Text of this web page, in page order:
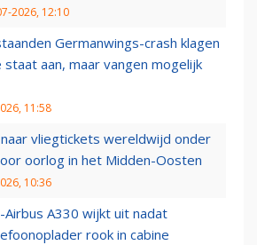
2026, 12:10
Germanwings-crash klagen
staat aan, maar vangen mogelijk
11:58
vliegtickets wereldwijd onder
oorlog in het Midden-Oosten
10:36
Airbus A330 wijkt uit nadat
rook in cabine